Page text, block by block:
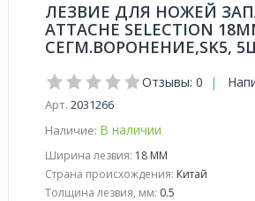
ЛЕЗВИЕ ДЛЯ НОЖЕЙ
ATTACHE SELECTION
СЕГМ.ВОРОНЕНИЕ,SK5,
Отзывы: 0 |
Арт. 2031266
Наличие: В наличии
Ширина лезвия: 18 ММ
Страна происхождения: Китай
Толщина лезвия, мм: 0.5